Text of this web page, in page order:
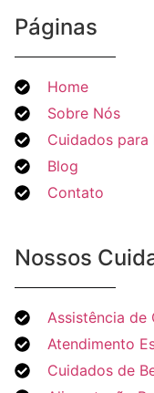
Páginas
Home
Sobre Nós
Cuidados para
Blog
Contato
Nossos
Assistência de
Atendimento
Cuidados de